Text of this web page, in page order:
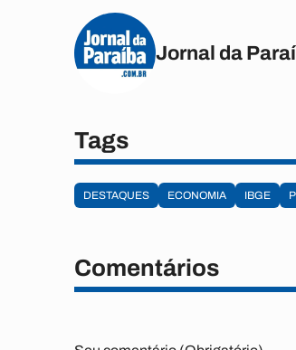
Jornal da
Tags
DESTAQUES ECONOMIA IBGE
Comentários